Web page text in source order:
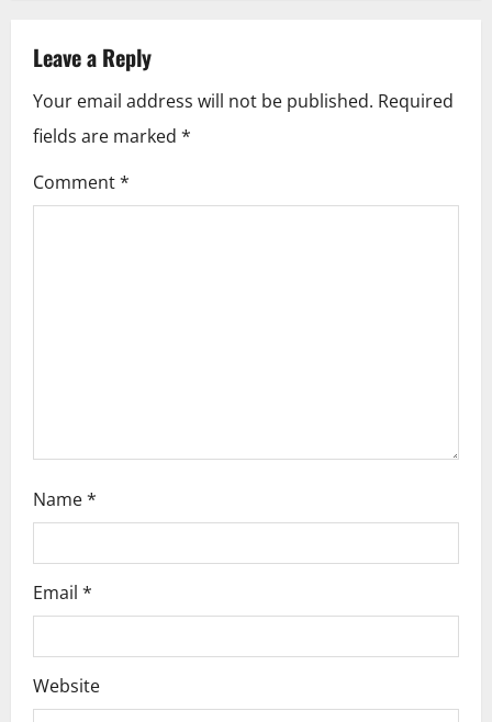
v
i
g
a
Leave a Reply
Your email address will not be published. Required
fields are marked *
Comment*
Name*
Email *
Website